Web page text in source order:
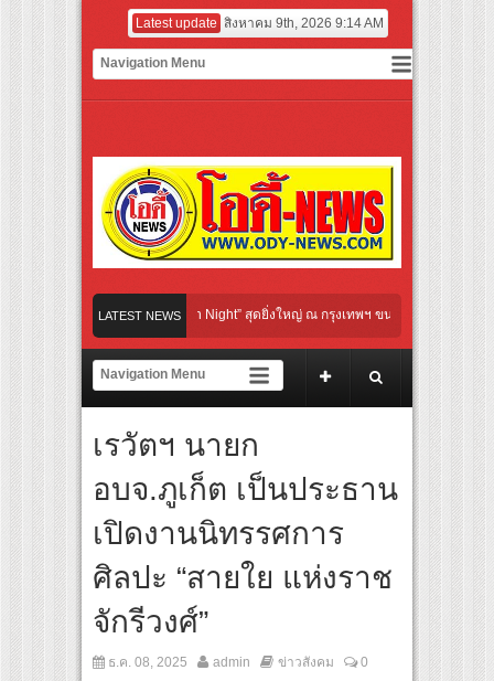
Latest update สิงหาคม 9th, 2026 9:14 AM
LATEST NEWS
Communication Night” สุดยิ่งใหญ่ ณ กรุงเทพฯ ขนทัพศิลปินชั้นนำ พร้อมกาล่าไนท์
รบิกสุดมันส์ ในกิจกรรม “EM-ROBIC DANCE FOR MOM @BENCHASIRI PARK
งปีจาก NUUI Starathon 8.8 “บอส-โนอึล” เปิดประเดิมเคะ-เมะ สุดเซอร์ไพร้ส์วันแร
หม่ในวงการการศึกษา เปิดตัว “SCA PLUS” แพลตฟอร์มการเรียนรู้ “Creative Arts
อดการลงทุนในธุรกิจการศึกษากว่า 100 ล้านบาท
างจาการ์ตา-กรุงเทพฯ เสริม Air Connectivity ดึงนักท่องเที่ยวคุณภาพจากอินโดนีเซี
Communication Night” สุดยิ่งใหญ่ ณ กรุงเทพฯ ขนทัพศิลปินชั้นนำ พร้อมกาล่าไนท์
เรวัตฯ นายก
อบจ.ภูเก็ต เป็นประธาน
เปิดงานนิทรรศการ
ศิลปะ “สายใย แห่งราช
จักรีวงศ์”
ธ.ค. 08, 2025 admin ข่าวสังคม 0